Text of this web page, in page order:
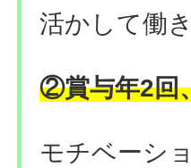
活かして働
②賞与年2回
モチベーシ